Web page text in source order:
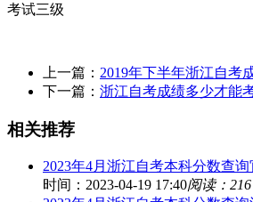
考试三级
上一篇： 2019年下半年浙江自考
下一篇： 浙江自考成绩多少才能
相关推荐
2023年4月浙江自考本科分数查询
时间：2023-04-19 17:40阅读：216